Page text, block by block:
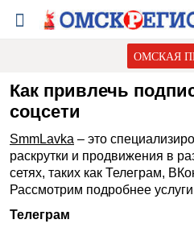
ОМСКАЯ
Как привлечь
соцсети
SmmLavka – это
раскрутки и продвижения в
сетях, таких как Телеграм,
Рассмотрим подробнее
Телеграм